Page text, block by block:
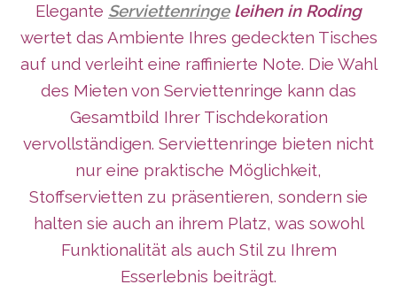
Elegante Serviettenringeleihen in Roding
wertet das Ambiente Ihres gedeckten Tisches
auf und verleiht eine raffinierte Note. Die Wahl
des Mieten von Serviettenringe kann das
Gesamtbild Ihrer Tischdekoration
vervollständigen. Serviettenringe bieten nicht
nur eine praktische Möglichkeit,
Stoffservietten zu präsentieren, sondern sie
halten sie auch an ihrem Platz, was sowohl
Funktionalität als auch Stil zu Ihrem
Esserlebnis beiträgt.